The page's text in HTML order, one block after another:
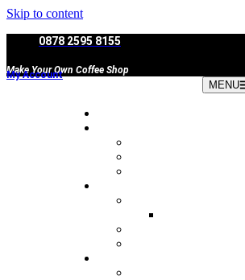
Skip to content
0878 2595 8155
Make Your Own Coffee Shop
My Account
MENU